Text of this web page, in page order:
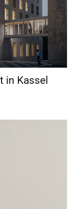
in Kassel